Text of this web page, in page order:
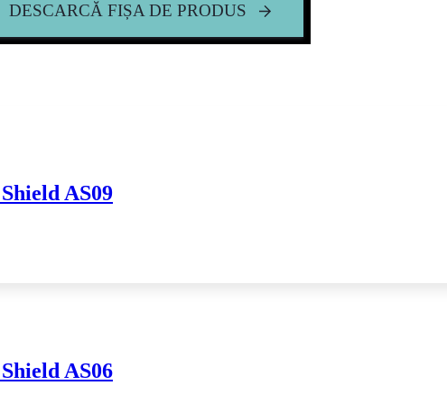
DESCARCĂ FIȘA DE PRODUS
AS09
AS06